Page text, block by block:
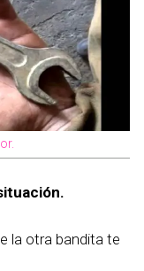
la otra bandita te